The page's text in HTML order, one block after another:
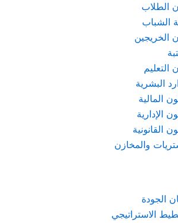
الطلاب
الشباب
الخريجين
التعليم
البشرية
المالية
الإدارية
القانونية
والمخازن
الجودة
الاستراتيجي